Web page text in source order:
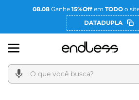
08.08Ganhe 15%Offem TODOo
DATADUPLA
O que você busca?